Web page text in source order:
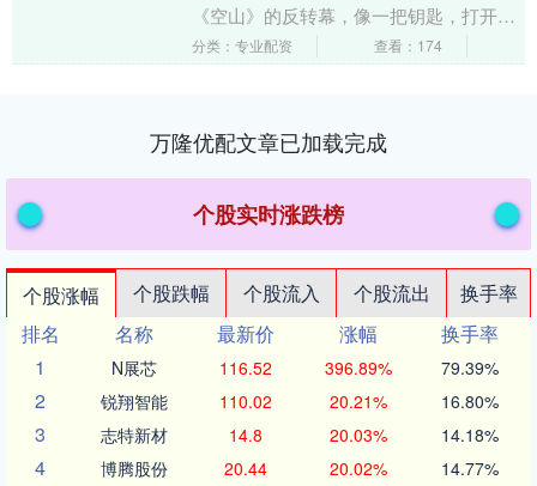
《空山》的反转幕，像一把钥匙，打开了
所有角色被命运紧锁的内心。当红绳系上
分类：专业配资 查看：174
万隆优配文章已加载完成
个股实时涨跌榜
个股涨幅 个股跌幅 个股流入 个股流出
换手率
排名
名称 最新价 涨幅
换手率
1
N展芯 116.52 396.89% 79.39%
2 锐翔智能 110.02 20.21% 16.80%
3 志特新材 14.8 20.03% 14.18%
4 博腾股份 20.44 20.02% 14.77%